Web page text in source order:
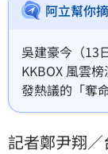
阿立幫你
吳建豪今（13
KKBOX 風雲
發熱議的「奪
過演出後受訪
在床上不太能
記者鄭尹翔